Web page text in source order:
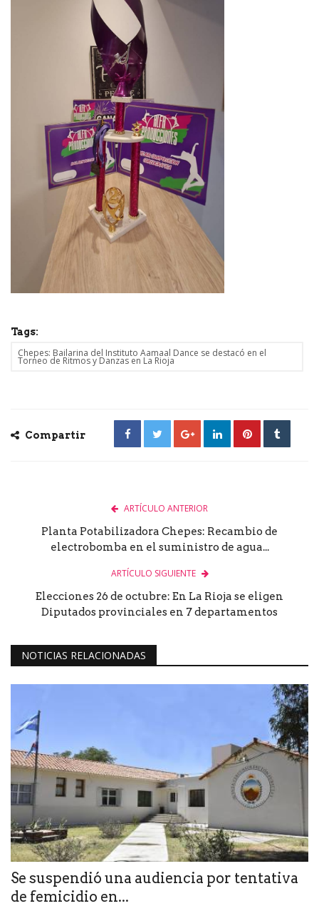
Tags:
Chepes: Bailarina del Instituto Aamaal Dance se destacó en el
Torneo de Ritmos y Danzas en La Rioja
Compartir
ARTÍCULO ANTERIOR
Planta Potabilizadora Chepes: Recambio de
electrobomba en el suministro de agua...
ARTÍCULO SIGUIENTE
Elecciones 26 de octubre: En La Rioja se eligen
Diputados provinciales en 7 departamentos
NOTICIAS RELACIONADAS
Se suspendió una audiencia por tentativa
de femicidio en...